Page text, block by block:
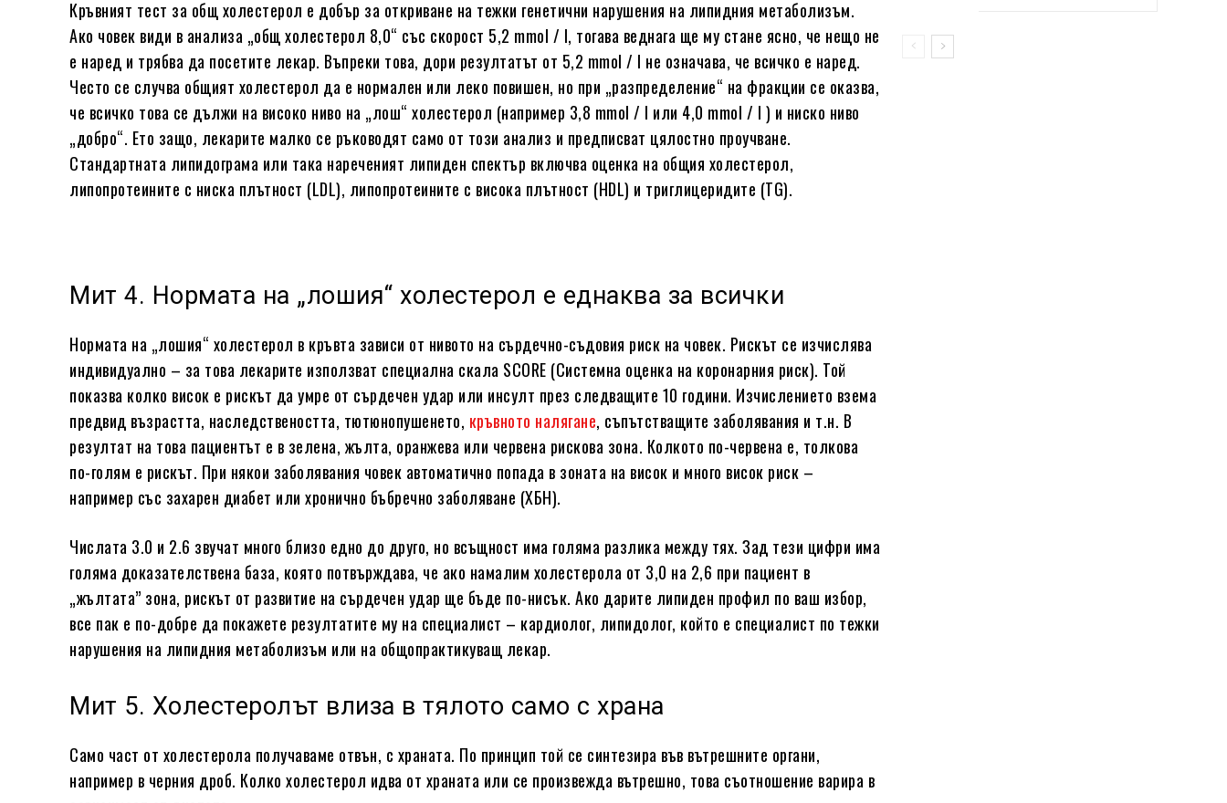
Кръвният тест за общ холестерол е добър за откриване на тежки генетични нарушения на липидния метаболизъм.
Ако човек види в анализа „общ холестерол 8,0“ със скорост 5,2 mmol / l, тогава веднага ще му стане ясно, че нещо не
е наред и трябва да посетите лекар. Въпреки това, дори резултатът от 5,2 mmol / l не означава, че всичко е наред.
Често се случва общият холестерол да е нормален или леко повишен, но при „разпределение“ на фракции се оказва,
че всичко това се дължи на високо ниво на „лош“ холестерол (например 3,8 mmol / l или 4,0 mmol / l ) и ниско ниво
„добро“. Ето защо, лекарите малко се ръководят само от този анализ и предписват цялостно проучване.
Стандартната липидограма или така нареченият липиден спектър включва оценка на общия холестерол,
липопротеините с ниска плътност (LDL), липопротеините с висока плътност (HDL) и триглицеридите (TG).
Мит 4. Нормата на „лошия“ холестерол е еднаква за всички
Нормата на „лошия“ холестерол в кръвта зависи от нивото на сърдечно-съдовия риск на човек. Рискът се изчислява
индивидуално – за това лекарите използват специална скала SCORE (Системна оценка на коронарния риск). Той
показва колко висок е рискът да умре от сърдечен удар или инсулт през следващите 10 години. Изчислението взема
предвид възрастта, наследствеността, тютюнопушенето, кръвното налягане, съпътстващите заболявания и т.н. В
резултат на това пациентът е в зелена, жълта, оранжева или червена рискова зона. Колкото по-червена е, толкова
по-голям е рискът. При някои заболявания човек автоматично попада в зоната на висок и много висок риск –
например със захарен диабет или хронично бъбречно заболяване (ХБН).
Числата 3.0 и 2.6 звучат много близо едно до друго, но всъщност има голяма разлика между тях. Зад тези цифри има
голяма доказателствена база, която потвърждава, че ако намалим холестерола от 3,0 на 2,6 при пациент в
„жълтата” зона, рискът от развитие на сърдечен удар ще бъде по-нисък. Ако дарите липиден профил по ваш избор,
все пак е по-добре да покажете резултатите му на специалист – кардиолог, липидолог, който е специалист по тежки
нарушения на липидния метаболизъм или на общопрактикуващ лекар.
Мит 5. Холестеролът влиза в тялото само с храна
Само част от холестерола получаваме отвън, с храната. По принцип той се синтезира във вътрешните органи,
например в черния дроб. Колко холестерол идва от храната или се произвежда вътрешно, това съотношение варира в